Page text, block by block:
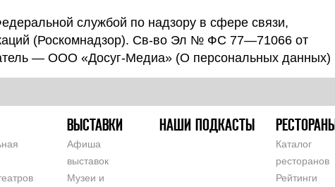
службой по надзору в сфере связи,
(Роскомнадзор). Св-во Эл № ФС 77—71066 от
— ООО «Досуг-Медиа» (О персональных данных)
ВЫСТАВКИ
Афиша
выставок
Музеи и
НАШИ ПОДКАСТЫ РЕСТОРАНЫ
Каталог
ресторанов
Рейтинги